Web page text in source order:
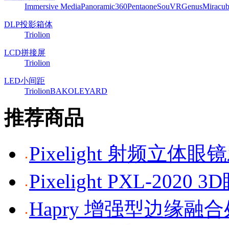
Immersive MediaPanoramic360PentaoneSouVRGenus
DLP投影箱体
Triolion
LCD拼接屏
Triolion
LED小间距
TriolionBAKOLEYARD
推荐商品
Pixelight 射频立体眼
Pixelight PXL-2020 3D
Hapry 增强型边缘融